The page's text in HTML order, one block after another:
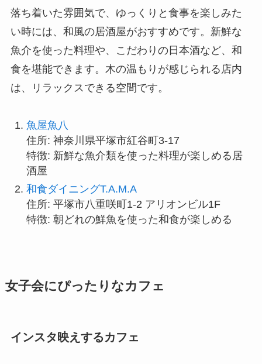
落ち着いた雰囲気で、ゆっくりと食事を楽しみた
い時には、和風の居酒屋がおすすめです。新鮮な
魚介を使った料理や、こだわりの日本酒など、和
食を堪能できます。木の温もりが感じられる店内
は、リラックスできる空間です。
魚屋魚八
住所: 神奈川県平塚市紅谷町3-17
特徴: 新鮮な魚介類を使った料理が楽しめる居
酒屋
和食ダイニングT.A.M.A
住所: 平塚市八重咲町1-2 アリオンビル1F
特徴: 朝どれの鮮魚を使った和食が楽しめる
女子会にぴったりなカフェ
インスタ映えするカフェ